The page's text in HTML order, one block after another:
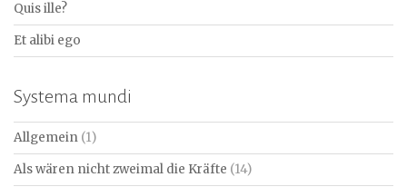
Quis ille?
Et alibi ego
Systema mundi
Allgemein (1)
Als wären nicht zweimal die Kräfte (14)